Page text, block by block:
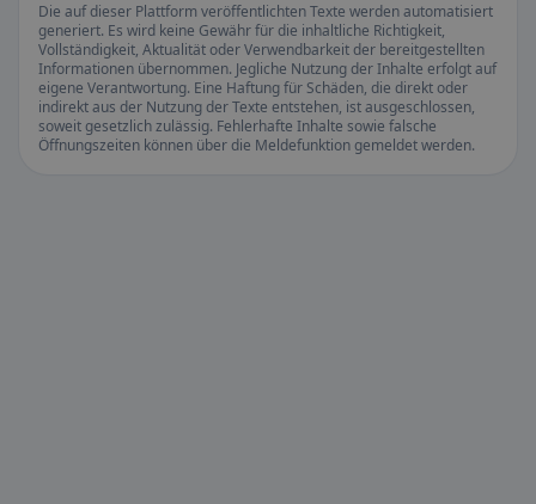
Die auf dieser Plattform veröffentlichten Texte werden automatisiert
generiert. Es wird keine Gewähr für die inhaltliche Richtigkeit,
Vollständigkeit, Aktualität oder Verwendbarkeit der bereitgestellten
Informationen übernommen. Jegliche Nutzung der Inhalte erfolgt auf
eigene Verantwortung. Eine Haftung für Schäden, die direkt oder
indirekt aus der Nutzung der Texte entstehen, ist ausgeschlossen,
soweit gesetzlich zulässig. Fehlerhafte Inhalte sowie falsche
Öffnungszeiten können über die Meldefunktion gemeldet werden.